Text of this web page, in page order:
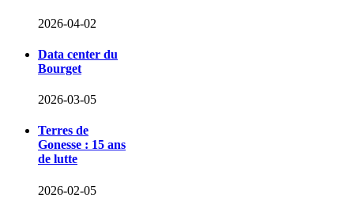
2026-04-02
Data center du
Bourget
2026-03-05
Terres de
Gonesse : 15 ans
de lutte
2026-02-05